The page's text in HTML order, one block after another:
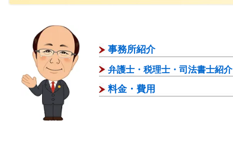
事務所紹介
弁護士・税理士・司法書士紹介
料金・費用